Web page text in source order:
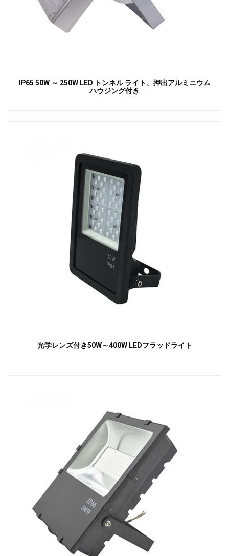
IP65 50W ～ 250W LED トンネル ライト、押出アルミニウム
ハウジング付き
光学レンズ付き50W～400W LEDフラッドライト